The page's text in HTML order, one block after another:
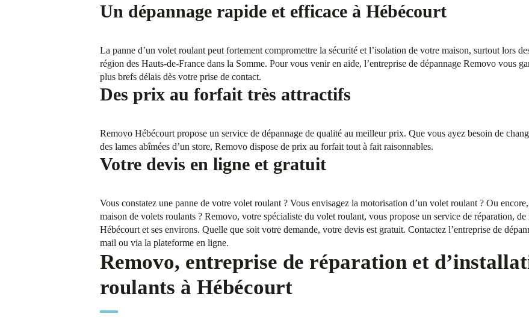
Un dépannage rapide et efficace à Hébécourt
La panne d’un volet roulant peut fortement compromettre la sécurité et l’isolation de votre maison, surtout lors
région des Hauts-de-France dans la Somme. Pour vous venir en aide, l’entreprise de dépannage Removo vous
plus brefs délais dès votre prise de contact.
Des prix au forfait très attractifs
Removo Hébécourt propose un service de dépannage de qualité au meilleur prix. Que vous ayez besoin de
des lames abîmées d’un store, Removo dispose de prix au forfait tout à fait raisonnables.
Votre devis en ligne et gratuit
Vous constatez une panne de votre volet roulant ? Vous envisagez la motorisation d’un volet roulant ? Ou
maison de volets roulants ? Removo, votre spécialiste du volet roulant, vous propose un service de réparation,
Hébécourt et ses environs. Quelle que soit votre demande, votre devis est gratuit. Contactez l’entreprise de
mail ou via la plateforme en ligne.
Removo, entreprise de réparation et
roulants à Hébécourt